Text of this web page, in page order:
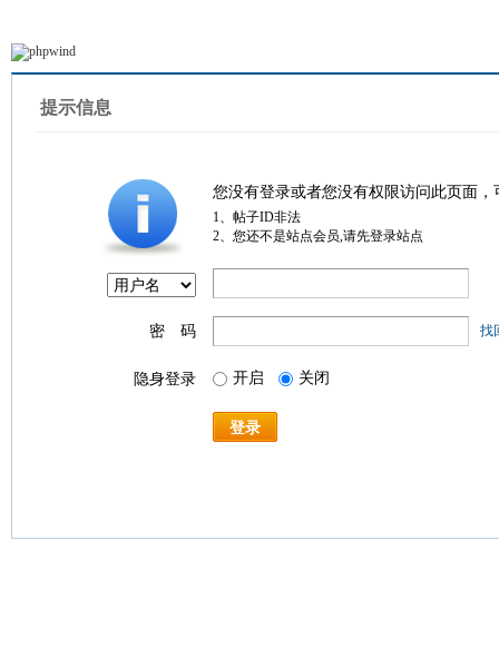
提示信息
您没有登录或者您没有权限访问此页面
1、帖子ID非法
2、您还不是站点会员,请先登录站点
密 码 找
隐身登录 开启 关闭
登录